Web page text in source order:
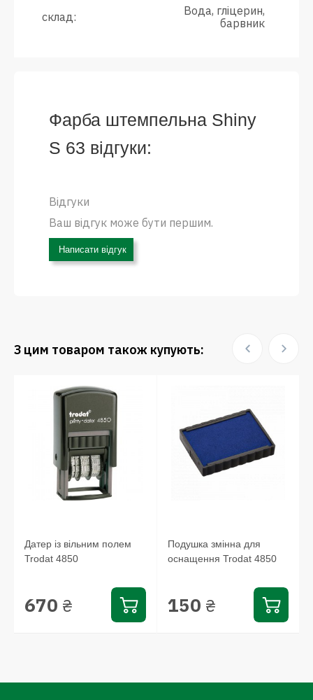
склад:
Вода, гліцерин,
барвник
Фарба штемпельна Shiny
S 63 відгуки:
Відгуки
Ваш відгук може бути першим.
Написати відгук
З цим товаром також купують:
Датер із вільним полем
Trodat 4850
670 ₴
Подушка змінна для
оснащення Trodat 4850
150 ₴